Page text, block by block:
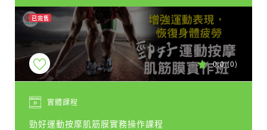
已完售
0.0 (0)
實體課程
勁好運動按摩肌筋膜實務操作課程